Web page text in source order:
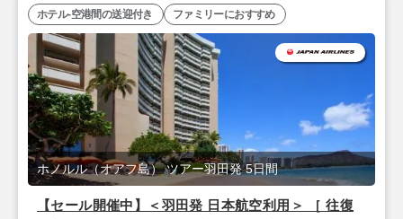
【セール開催中】＜羽田発 日本航空利用＞ ［ 往復
ホノルル（オアフ島） ツアー羽田発 5日間
ホテル-空港間の送迎付き ファミリーにおすすめ